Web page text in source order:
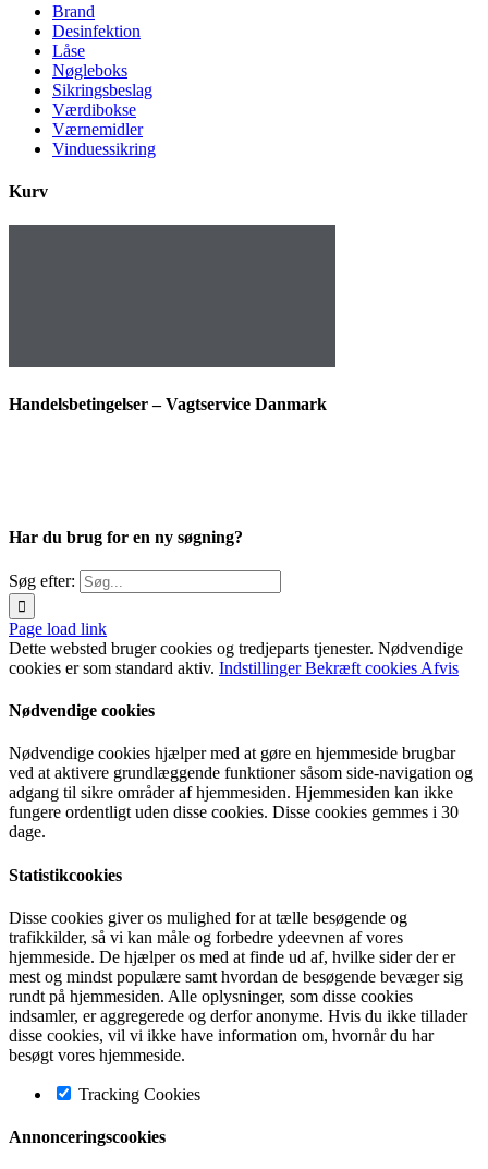
Brand
Desinfektion
Låse
Nøgleboks
Sikringsbeslag
Værdibokse
Værnemidler
Vinduessikring
Kurv
Handelsbetingelser – Vagtservice Danmark
Har du brug for en ny søgning?
Søg efter:
Page load link
Dette websted bruger cookies og tredjeparts tjenester. Nødvendige
cookies er som standard aktiv. IndstillingerBekræft cookies Afvis
Nødvendige cookies
Nødvendige cookies hjælper med at gøre en hjemmeside brugbar
ved at aktivere grundlæggende funktioner såsom side-navigation og
adgang til sikre områder af hjemmesiden. Hjemmesiden kan ikke
fungere ordentligt uden disse cookies. Disse cookies gemmes i 30
dage.
Statistikcookies
Disse cookies giver os mulighed for at tælle besøgende og
trafikkilder, så vi kan måle og forbedre ydeevnen af vores
hjemmeside. De hjælper os med at finde ud af, hvilke sider der er
mest og mindst populære samt hvordan de besøgende bevæger sig
rundt på hjemmesiden. Alle oplysninger, som disse cookies
indsamler, er aggregerede og derfor anonyme. Hvis du ikke tillader
disse cookies, vil vi ikke have information om, hvornår du har
besøgt vores hjemmeside.
Tracking Cookies
Annonceringscookies